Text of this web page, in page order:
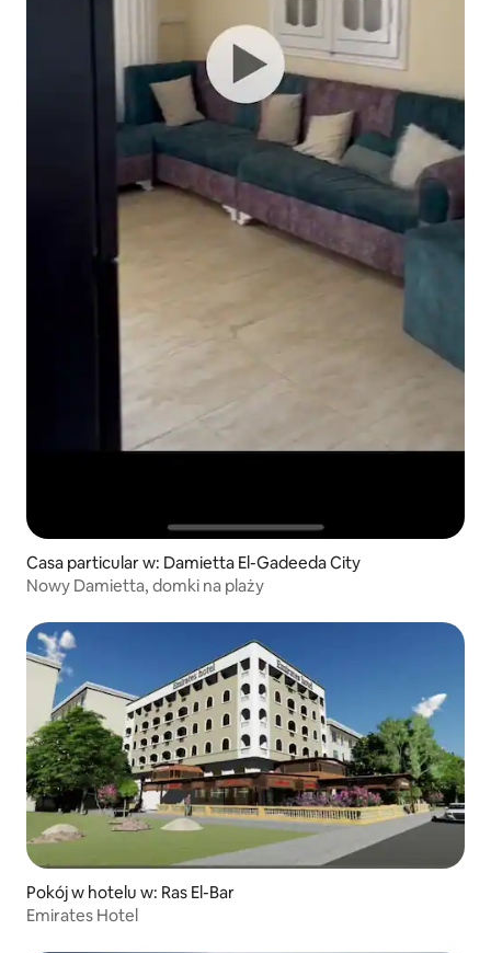
Casa particular w: Damietta El-Gadeeda City
Nowy Damietta, domki na plaży
Pokój w hotelu w: Ras El-Bar
Emirates Hotel